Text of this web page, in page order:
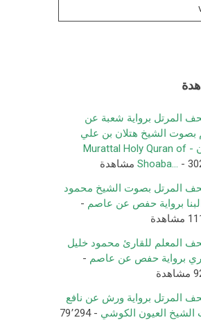
المرتل برواية شعبة عن
الشيخ هتلان بن علي
الهتلان - Murattal Holy Quran of
Shoaba...
المرتل بصوت الشيخ محمود
برواية حفص عن عاصم -
المعلم للقارئ محمود خليل
برواية حفص عن عاصم -
المرتل برواية ورش عن نافع
العيون الكوشي
- 79٬294